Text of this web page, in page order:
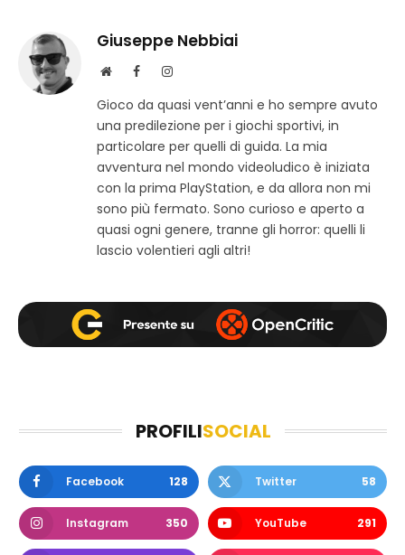
Giuseppe Nebbiai
S
t
o
w
F
c
e
b
k
I
s
t
a
a
m
Gioco da quasi vent’anni e ho sempre avuto
una predilezione per i giochi sportivi, in
particolare per quelli di guida. La mia
avventura nel mondo videoludico è iniziata
con la prima PlayStation, e da allora non mi
sono più fermato. Sono curioso e aperto a
quasi ogni genere, tranne gli horror: quelli li
lascio volentieri agli altri!
PROFILISOCIAL
Facebook 128 Twitter 58
Instagram 350 YouTube 291